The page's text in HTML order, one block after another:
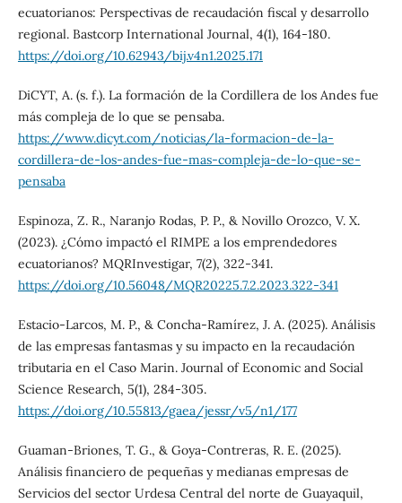
ecuatorianos: Perspectivas de recaudación fiscal y desarrollo
regional. Bastcorp International Journal, 4(1), 164-180.
https://doi.org/10.62943/bij.v4n1.2025.171
DiCYT, A. (s. f.). La formación de la Cordillera de los Andes fue
más compleja de lo que se pensaba.
https://www.dicyt.com/noticias/la-formacion-de-la-
cordillera-de-los-andes-fue-mas-compleja-de-lo-que-se-
pensaba
Espinoza, Z. R., Naranjo Rodas, P. P., & Novillo Orozco, V. X.
(2023). ¿Cómo impactó el RIMPE a los emprendedores
ecuatorianos? MQRInvestigar, 7(2), 322-341.
https://doi.org/10.56048/MQR20225.7.2.2023.322-341
Estacio-Larcos, M. P., & Concha-Ramírez, J. A. (2025). Análisis
de las empresas fantasmas y su impacto en la recaudación
tributaria en el Caso Marin. Journal of Economic and Social
Science Research, 5(1), 284-305.
https://doi.org/10.55813/gaea/jessr/v5/n1/177
Guaman-Briones, T. G., & Goya-Contreras, R. E. (2025).
Análisis financiero de pequeñas y medianas empresas de
Servicios del sector Urdesa Central del norte de Guayaquil,